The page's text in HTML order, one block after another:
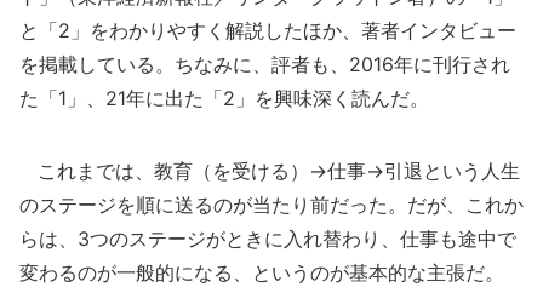
と「2」をわかりやすく解説したほか、著者インタビュー
を掲載している。ちなみに、評者も、2016年に刊行され
た「1」、21年に出た「2」を興味深く読んだ。
これまでは、教育（を受ける）→仕事→引退という人生
のステージを順に送るのが当たり前だった。だが、これか
らは、3つのステージがときに入れ替わり、仕事も途中で
変わるのが一般的になる、というのが基本的な主張だ。